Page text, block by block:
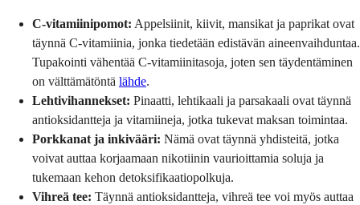
C-vitamiinipomot: Appelsiinit, kiivit, mansikat ja paprikat ovat
täynnä C-vitamiinia, jonka tiedetään edistävän aineenvaihduntaa.
Tupakointi vähentää C-vitamiinitasoja, joten sen täydentäminen
on välttämätöntä lähde.
Lehtivihannekset: Pinaatti, lehtikaali ja parsakaali ovat täynnä
antioksidantteja ja vitamiineja, jotka tukevat maksan toimintaa.
Porkkanat ja inkivääri: Nämä ovat täynnä yhdisteitä, jotka
voivat auttaa korjaamaan nikotiinin vaurioittamia soluja ja
tukemaan kehon detoksifikaatiopolkuja.
Vihreä tee: Täynnä antioksidantteja, vihreä tee voi myös auttaa